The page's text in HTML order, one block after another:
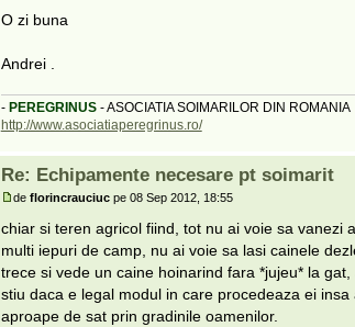
O zi buna
Andrei .
- PEREGRINUS- ASOCIATIA SOIMARILOR DIN ROMANIA
http://www.asociatiaperegrinus.ro/
Re: Echipamente necesare pt soimarit
de florincrauciucpe 08 Sep 2012, 18:55
chiar si teren agricol fiind, tot nu ai voie sa vanezi
multi iepuri de camp, nu ai voie sa lasi cainele
trece si vede un caine hoinarind fara *jujeu* la
stiu daca e legal modul in care procedeaza ei
aproape de sat prin gradinile oamenilor.